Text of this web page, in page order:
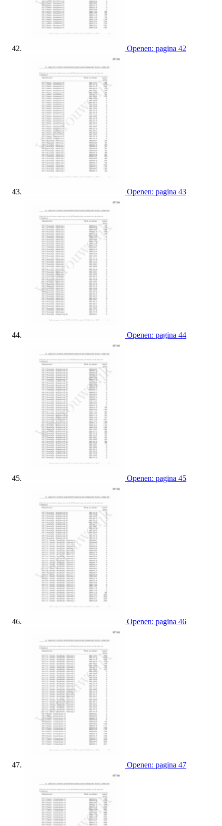
Openen: pagina 42
Openen: pagina 43
Openen: pagina 44
Openen: pagina 45
Openen: pagina 46
Openen: pagina 47